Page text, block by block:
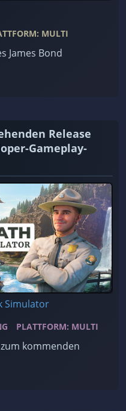
MULTI
James Bond
Release
Gameplay-
Simulator
PLATTFORM: MULTI
kommenden